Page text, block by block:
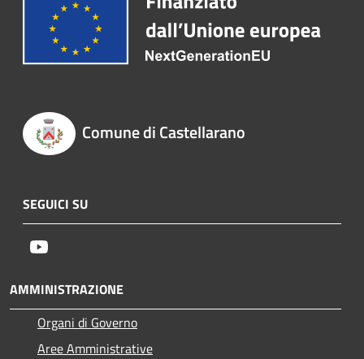
Comune di Castellarano
SEGUICI SU
AMMINISTRAZIONE
Organi di Governo
Aree Amministrative